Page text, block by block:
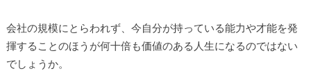
会社の規模にとらわれず、今自分が持っている能力や才能を発
揮することのほうが何十倍も価値のある人生になるのではない
でしょうか。